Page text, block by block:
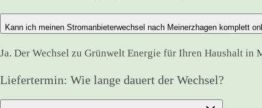
Kann ich meinen Stromanbieterwechsel nach Meinerzhagen komplett
Ja. Der Wechsel zu Grünwelt Energie für Ihren Haushalt
Liefertermin: Wie lange dauert der Wechsel?